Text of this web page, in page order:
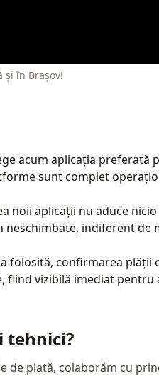
și în Brașov!
acum aplicația preferată
sunt complet
noii aplicații nu aduce
neschimbate, indiferent de
folosită, confirmarea plății
fiind vizibilă imediat
tehnici?
de plată, colaborăm cu